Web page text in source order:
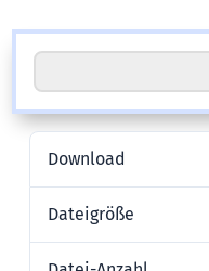
Download
Dateigröße